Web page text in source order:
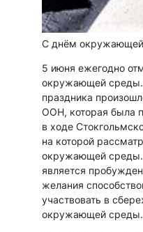
С днём
5 июня ежегодно
окружающей среды.
праздника
ООН, которая была
в ходе
на которой
окружающей среды.
является
желания
участвовать в
окружающей среды.